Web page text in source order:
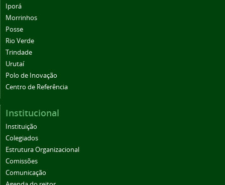
Iporá
Morrinhos
Posse
Rio Verde
Trindade
Urutaí
Polo de Inovação
Centro de Referência
Institucional
Instituição
Colegiados
Estrutura Organizacional
Comissões
Comunicação